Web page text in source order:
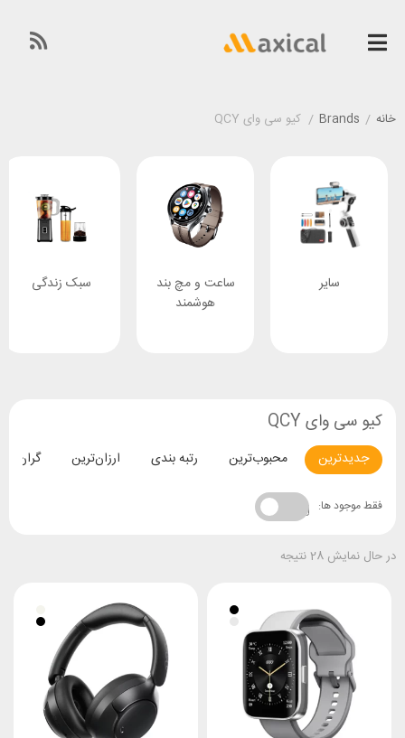
خانه /
Brands
/ کیو سی وای QCY
سایر
ساعت و مچ بند
هوشمند
سبک زندگی
کیو سی وای QCY
جدیدترین محبوب‌ترین رتبه بندی ارزان‌ترین
فقط موجود ها:
در حال نمایش 28 نتیجه